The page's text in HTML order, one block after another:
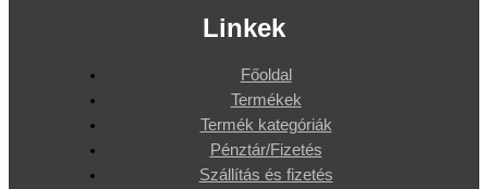
Linkek
Főoldal
Termékek
Termék kategóriák
Pénztár/Fizetés
Szállítás és fizetés